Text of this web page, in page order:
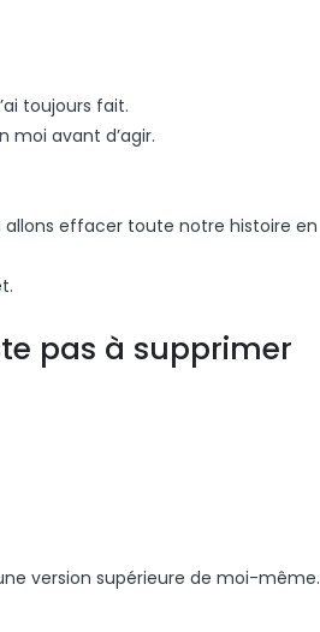
toujours fait.
moi avant d’agir.
allons effacer toute notre histoire en
pas à supprimer
version supérieure de moi-même.